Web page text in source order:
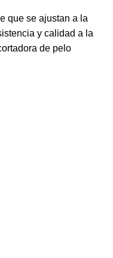
que se ajustan a la
y calidad a la
de pelo